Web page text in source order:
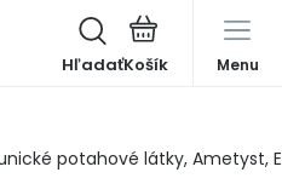
Hľadať Menu
potahové látky, Ametyst,